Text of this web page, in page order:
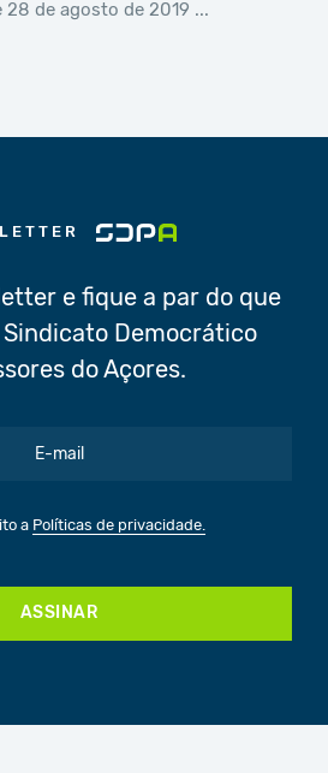
28 de agosto de 2019 ...
e fique a par do que
Democrático
do Açores.
a Políticas de privacidade.
ASSINAR